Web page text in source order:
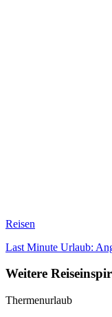
Reisen
Last Minute Urlaub:
Weitere
Thermenurlaub